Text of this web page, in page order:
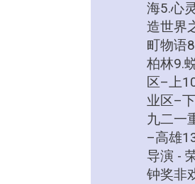
海5.心
造世界
町物语
柏林9.
区–上
业区–
九二一
–高雄
导演 -
钟奖非